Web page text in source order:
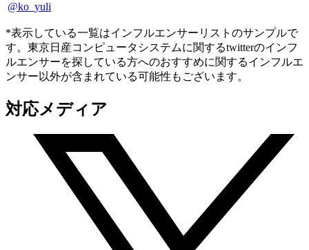
@ko_yuli
*表示している一覧はインフルエンサーリストのサンプルで
す。東京日産コンピュータシステムに関するtwitterのインフ
ルエンサーを探している方へのおすすめに関するインフルエ
ンサー以外が含まれている可能性もございます。
対応メディア